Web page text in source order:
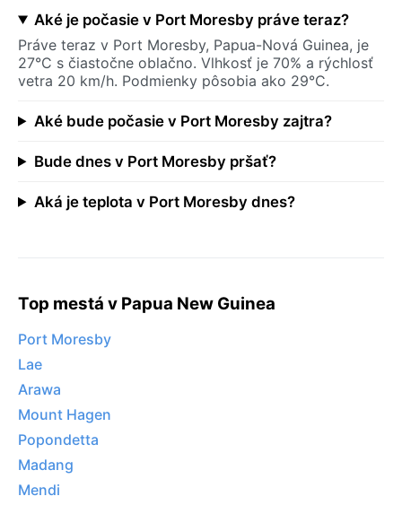
Aké je počasie v Port Moresby práve teraz?
Práve teraz v Port Moresby, Papua-Nová Guinea, je
27°C s čiastočne oblačno. Vlhkosť je 70% a rýchlosť
vetra 20 km/h. Podmienky pôsobia ako 29°C.
Aké bude počasie v Port Moresby zajtra?
Bude dnes v Port Moresby pršať?
Aká je teplota v Port Moresby dnes?
Top mestá v Papua New Guinea
Port Moresby
Lae
Arawa
Mount Hagen
Popondetta
Madang
Mendi